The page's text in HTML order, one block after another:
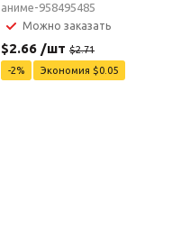
аниме-958495485
Можно заказать
$2.66 /шт $2.71
-2% Экономия $0.05